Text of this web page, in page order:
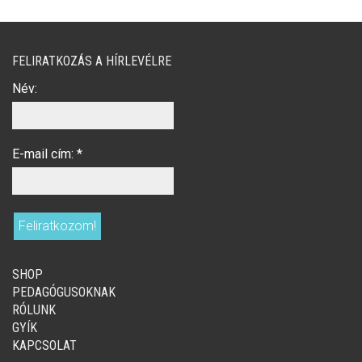
FELIRATKOZÁS A HÍRLEVÉLRE
Név:
E-mail cím: *
SHOP
PEDAGÓGUSOKNAK
RÓLUNK
GYÍK
KAPCSOLAT